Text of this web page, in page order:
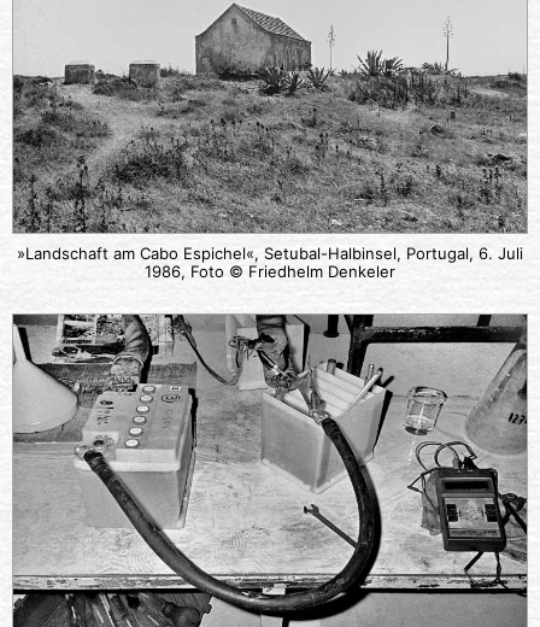
»Landschaft am Cabo Espichel«, Setubal-Halbinsel, Portugal, 6. Juli
1986, Foto © Friedhelm Denkeler